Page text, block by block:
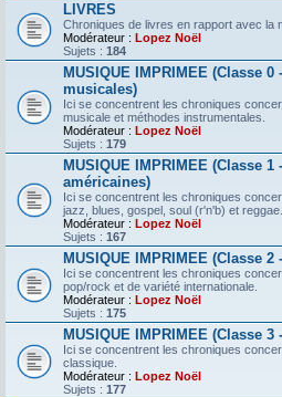
LIVRES
Chroniques de livres en rapport avec la
Modérateur : Lopez Noël
Sujets : 184
MUSIQUE IMPRIMEE (Classe
musicales)
Ici se concentrent les chroniques
musicale et méthodes instrumentales.
Modérateur : Lopez Noël
Sujets : 179
MUSIQUE IMPRIMEE (Classe
américaines)
Ici se concentrent les chroniques
jazz, blues, gospel, soul (r'n'b) et reggae.
Modérateur : Lopez Noël
Sujets : 167
MUSIQUE IMPRIMEE (Classe
Ici se concentrent les chroniques
pop/rock et de variété internationale.
Modérateur : Lopez Noël
Sujets : 175
MUSIQUE IMPRIMEE (Classe
Ici se concentrent les chroniques
classique.
Modérateur : Lopez Noël
Sujets : 177